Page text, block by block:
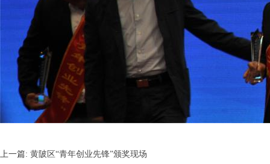
上一篇: 黄陂区“青年创业先锋”颁奖现场